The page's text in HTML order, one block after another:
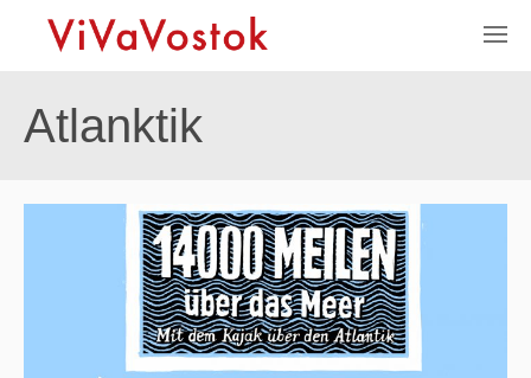
Atlanktik